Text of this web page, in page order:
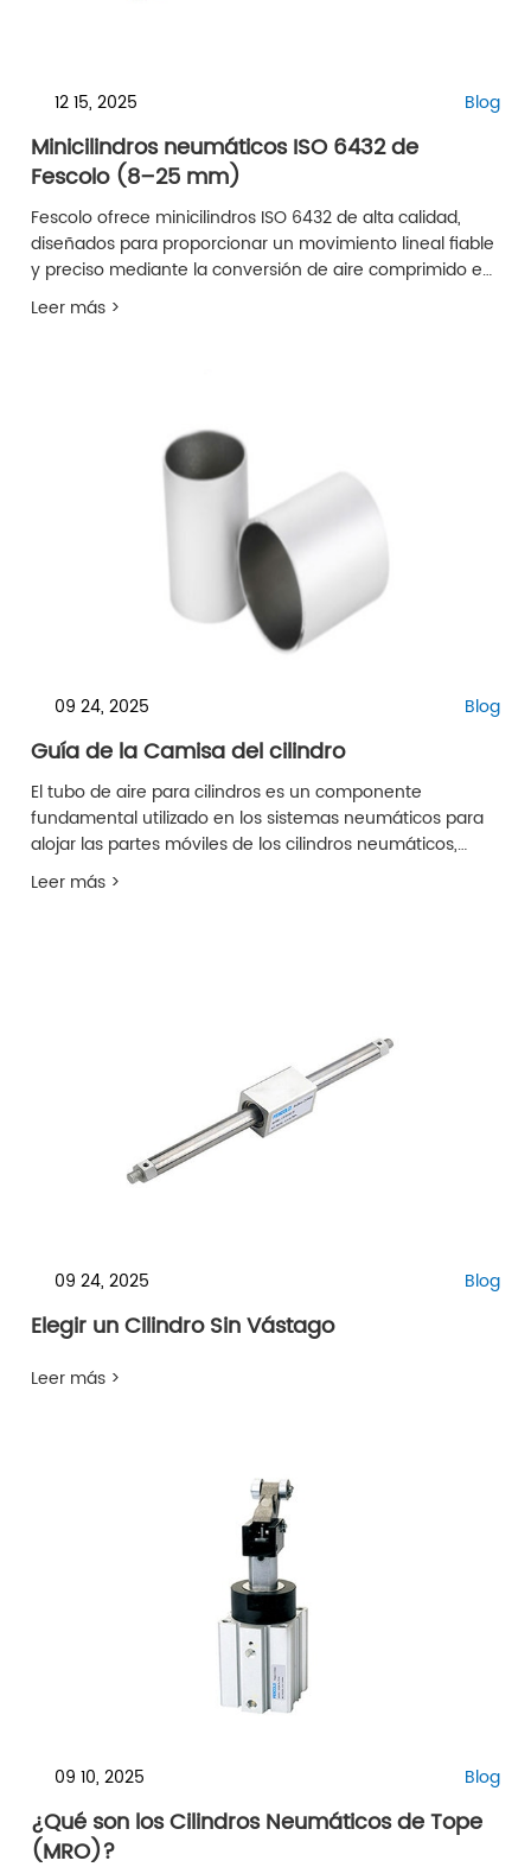
12 15, 2025 Blog
Minicilindros neumáticos ISO 6432 de
Fescolo (8–25 mm)
Fescolo ofrece minicilindros ISO 6432 de alta calidad,
diseñados para proporcionar un movimiento lineal fiable
y preciso mediante la conversión de aire comprimido en
Leer más >
09 24, 2025 Blog
Guía de la Camisa del cilindro
El tubo de aire para cilindros es un componente
fundamental utilizado en los sistemas neumáticos para
alojar las partes móviles de los cilindros neumáticos,
Leer más >
09 24, 2025 Blog
Elegir un Cilindro Sin Vástago
Leer más >
09 10, 2025 Blog
¿Qué son los Cilindros Neumáticos de Tope
(MRO)?